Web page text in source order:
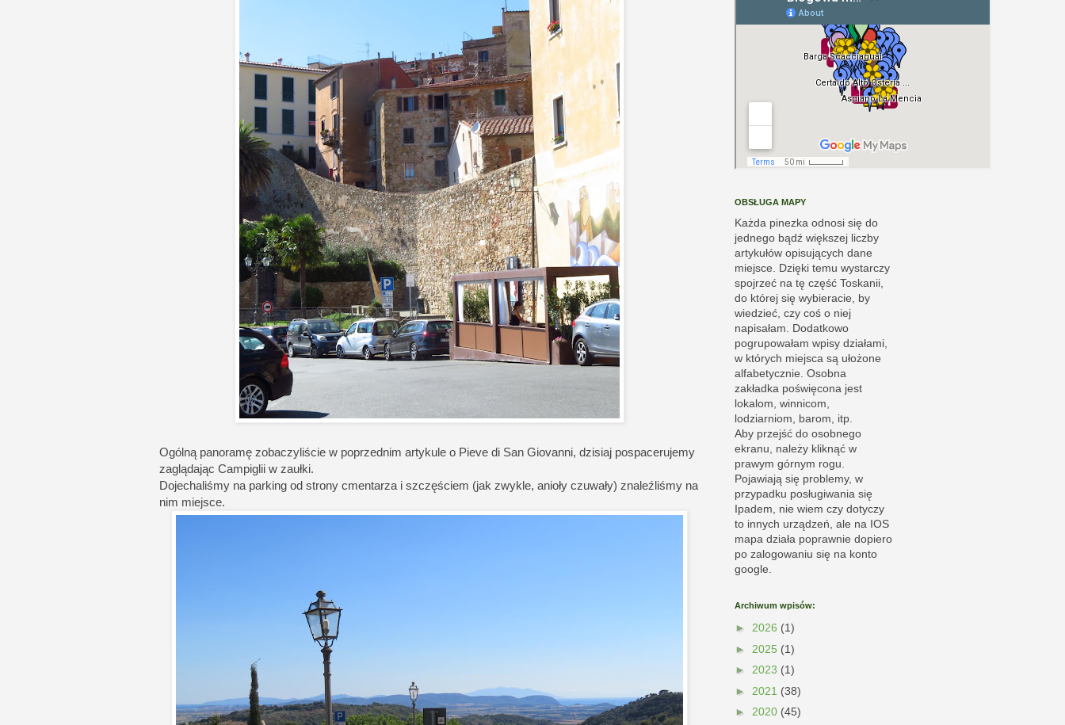
Ogólną panoramę zobaczyliście w poprzednim artykule o Pieve di San Giovanni, dzisiaj pospacerujemy
zaglądając Campiglii w zaułki.
Dojechaliśmy na parking od strony cmentarza i szczęściem (jak zwykle, anioły czuwały) znaleźliśmy na
nim miejsce.
OBSŁUGA MAPY
Każda pinezka odnosi się do
jednego bądź większej liczby
artykułów opisujących dane
miejsce. Dzięki temu wystarczy
spojrzeć na tę część Toskanii,
do której się wybieracie, by
wiedzieć, czy coś o niej
napisałam. Dodatkowo
pogrupowałam wpisy działami,
w których miejsca są ułożone
alfabetycznie. Osobna
zakładka poświęcona jest
lokalom, winnicom,
lodziarniom, barom, itp.
Aby przejść do osobnego
ekranu, należy kliknąć w
prawym górnym rogu.
Pojawiają się problemy, w
przypadku posługiwania się
Ipadem, nie wiem czy dotyczy
to innych urządzeń, ale na IOS
mapa działa poprawnie dopiero
po zalogowaniu się na konto
google.
Archiwum wpisów:
► 2026 (1)
► 2025 (1)
► 2023 (1)
► 2021 (38)
► 2020 (45)